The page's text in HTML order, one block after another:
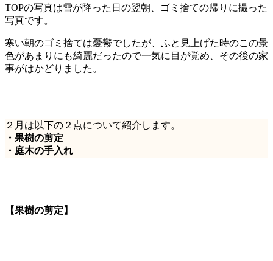
TOPの写真は雪が降った日の翌朝、ゴミ捨ての帰りに撮った
写真です。
寒い朝のゴミ捨ては憂鬱でしたが、ふと見上げた時のこの景
色があまりにも綺麗だったので一気に目が覚め、その後の家
事がはかどりました。
２月は以下の２点について紹介します。
・果樹の剪定
・庭木の手入れ
【果樹の剪定】